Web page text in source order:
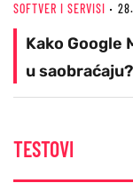
SOFTVER I SERVISI
Kako Google
u saobraćaju?
TESTOVI